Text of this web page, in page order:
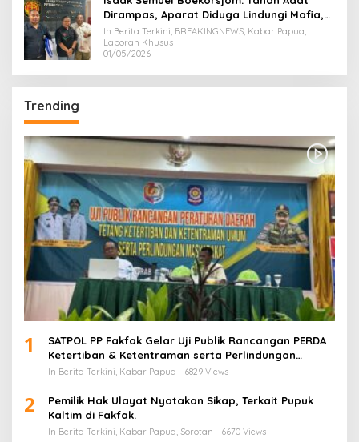
Dirampas, Aparat Diduga Lindungi Mafia,
Kasus Kini Jadi Prioritas ATR/BPN
In Berita Terkini, BREAKINGNEWS, Kabar Papua,
Laporan Khusus
01/05/2026
Trending
1
SATPOL PP Fakfak Gelar Uji Publik Rancangan PERDA
Ketertiban & Ketentraman serta Perlindungan
Masyarakat
In Berita Terkini, Kabar Papua 6829 Views
2
Pemilik Hak Ulayat Nyatakan Sikap, Terkait Pupuk
Kaltim di Fakfak.
In Berita Terkini, Kabar Papua, Sorotan 6670 Views